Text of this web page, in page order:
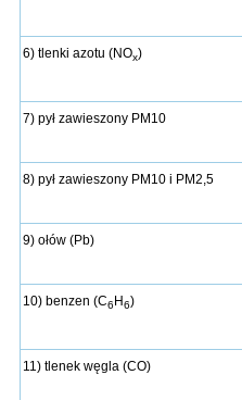
6) tlenki azotu (NOx)
7) pył zawieszony PM10
8) pył zawieszony PM10 i PM2,5
9) ołów (Pb)
10) benzen (C6H6)
11) tlenek węgla (CO)